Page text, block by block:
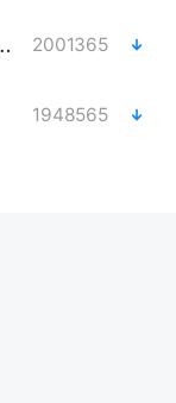
氧化碳中毒 2001365
1948565